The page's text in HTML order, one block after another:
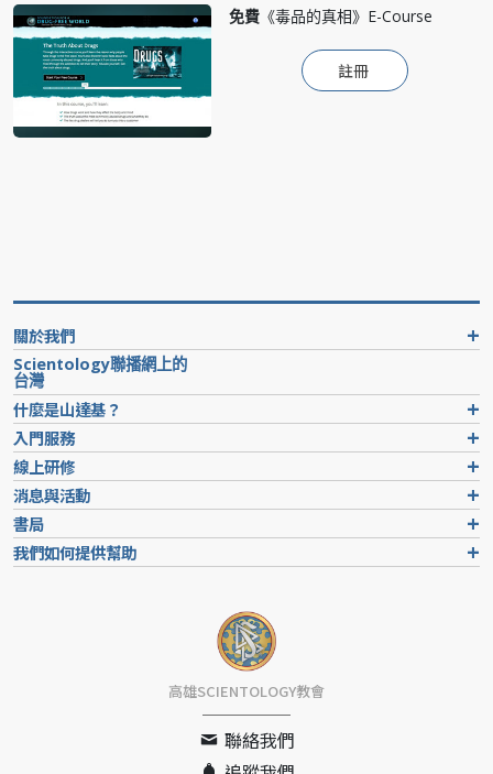
免費 《毒品的真相》E-Course
註冊
關於我們
Scientology聯播網上的
台灣
什麼是山達基？
入門服務
線上研修
消息與活動
書局
我們如何提供幫助
高雄SCIENTOLOGY教會
聯絡我們